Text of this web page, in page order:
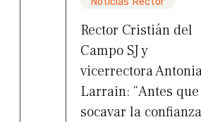
Rector Cristián del
Campo SJ y
vicerrectora
Larrain: “Antes que
socavar la confianza